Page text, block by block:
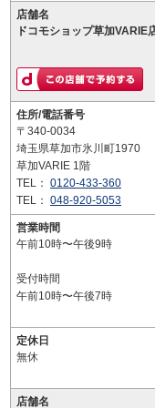
店舗名
ドコモショップ草加VARIE
住所/電話番号
〒340-0034
埼玉県草加市氷川町1970
草加VARIE 1階
TEL： 0120-433-360
TEL： 048-920-5053
営業時間
午前10時〜午後9時
受付時間
午前10時〜午後7時
定休日
無休
店舗名